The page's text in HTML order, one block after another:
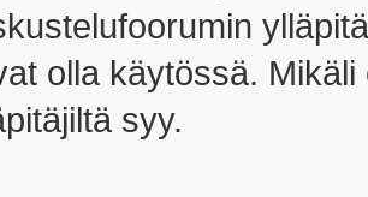
olla käytössä.
syy.